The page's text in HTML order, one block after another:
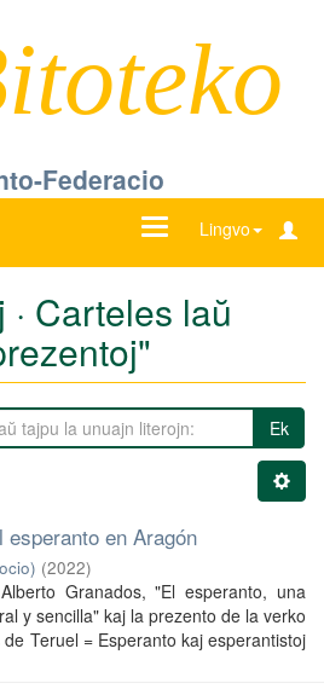
Federacio
Lingvo
Ŝanĝu
Carteles laŭ
Ek
en Aragón
(2022)
Granados, "El esperanto, una
y sencilla" kaj la prezento de la verko
Teruel = Esperanto kaj esperantistoj